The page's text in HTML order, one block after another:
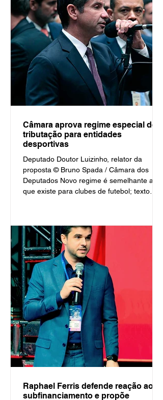
no desenvolvimento do país. Por Paulo
Pinto / Global Sports Fonte Agência
Câmara de Notícia
Câmara aprova regime especial de
tributação para entidades
desportivas
Deputado Doutor Luizinho, relator da
proposta © Bruno Spada / Câmara dos
Deputados Novo regime é semelhante ao
que existe para clubes de futebol; texto
Curitiba, 14 de maio de 2026 A Câmara
dos Deputados aprovou projeto de lei
complementar que prevê um regime
especial de tributação para entidades
desportivas semelhante ao que existe para
clubes de futebol. A matéria
Raphael Ferris defende reação ao
subfinanciamento e propõe